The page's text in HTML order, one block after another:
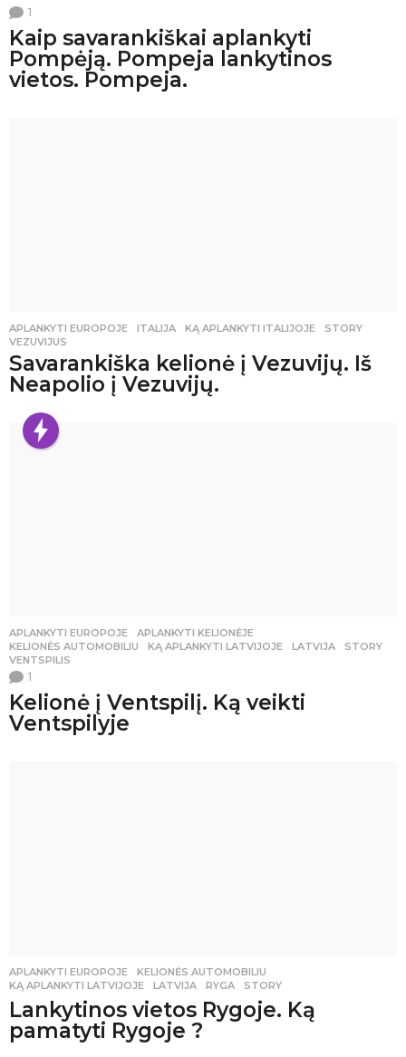
1
Kaip savarankiškai aplankyti
Pompėją. Pompeja lankytinos
vietos. Pompeja.
APLANKYTI EUROPOJE ITALIJA ,KĄ APLANKYTI ITALIJOJE ,STORY
VEZUVIJUS
Savarankiška kelionė į Vezuvijų. Iš
Neapolio į Vezuvijų.
APLANKYTI EUROPOJE ,APLANKYTI KELIONĖJE
KELIONĖS AUTOMOBILIU
KĄ APLANKYTI LATVIJOJE ,LATVIJA ,STORY
VENTSPILIS
1
Kelionė į Ventspilį. Ką veikti
Ventspilyje
APLANKYTI EUROPOJE ,KELIONĖS AUTOMOBILIU
KĄ APLANKYTI LATVIJOJE
,LATVIJA ,RYGA ,STORY
Lankytinos vietos Rygoje. Ką
pamatyti Rygoje ?